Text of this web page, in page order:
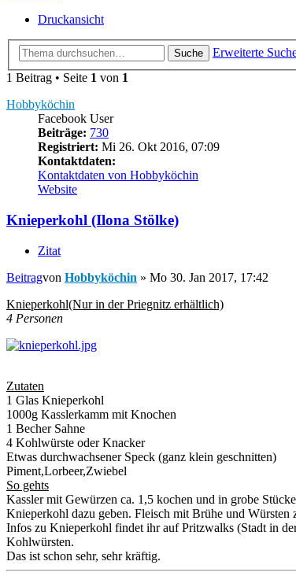
Druckansicht
Suche
Erweiterte
1 Beitrag • Seite 1 von 1
Hobbyköchin
Facebook User
Beiträge: 730
Registriert: Mi 26. Okt 2016, 07:09
Kontaktdaten:
Kontaktdaten von Hobbyköchin
Website
Knieperkohl (Ilona Stölke)
Zitat
Beitragvon Hobbyköchin » Mo 30. Jan 2017, 17:42
Knieperkohl(Nur in der Priegnitz erhältlich)
4 Personen
Zutaten
1 Glas Knieperkohl
1000g Kasslerkamm mit Knochen
1 Becher Sahne
4 Kohlwürste oder Knacker
Etwas durchwachsener Speck (ganz klein geschnitten)
Piment,Lorbeer,Zwiebel
So gehts
Kassler mit Gewürzen ca. 1,5 kochen und in grobe
Knieperkohl dazu geben. Fleisch mit Brühe und Würsten
Infos zu Knieperkohl findet ihr auf Pritzwalks (Stadt in
Kohlwürsten.
Das ist schon sehr, sehr kräftig.